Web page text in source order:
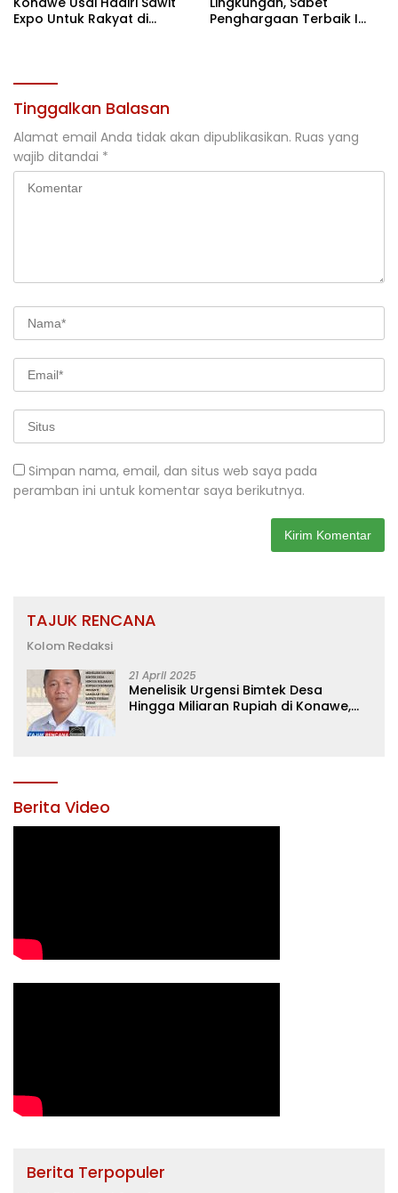
Expo Untuk Rakyat di
Penghargaan Terbaik I
Tinggalkan Balasan
Alamat email Anda tidak akan dipublikasikan. Ruas yang
wajib ditandai *
Simpan nama, email, dan situs web saya pada
peramban ini untuk komentar saya berikutnya.
TAJUK RENCANA
Kolom Redaksi
21 April 2025
Menelisik Urgensi Bimtek Desa
Hingga Miliaran Rupiah di Konawe,
Berita Video
Berita Terpopuler